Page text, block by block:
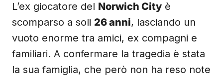
L’ex giocatore del Norwich City è
scomparso a soli 26 anni, lasciando un
vuoto enorme tra amici, ex compagni e
familiari. A confermare la tragedia è stata
la sua famiglia, che però non ha reso note